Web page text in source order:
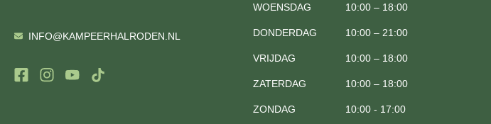
INFO@KAMPEERHALRODEN.NL
WOENSDAG 10:00 – 18:00
DONDERDAG 10:00 – 21:00
VRIJDAG 10:00 – 18:00
ZATERDAG 10:00 – 18:00
ZONDAG 10:00 - 17:00